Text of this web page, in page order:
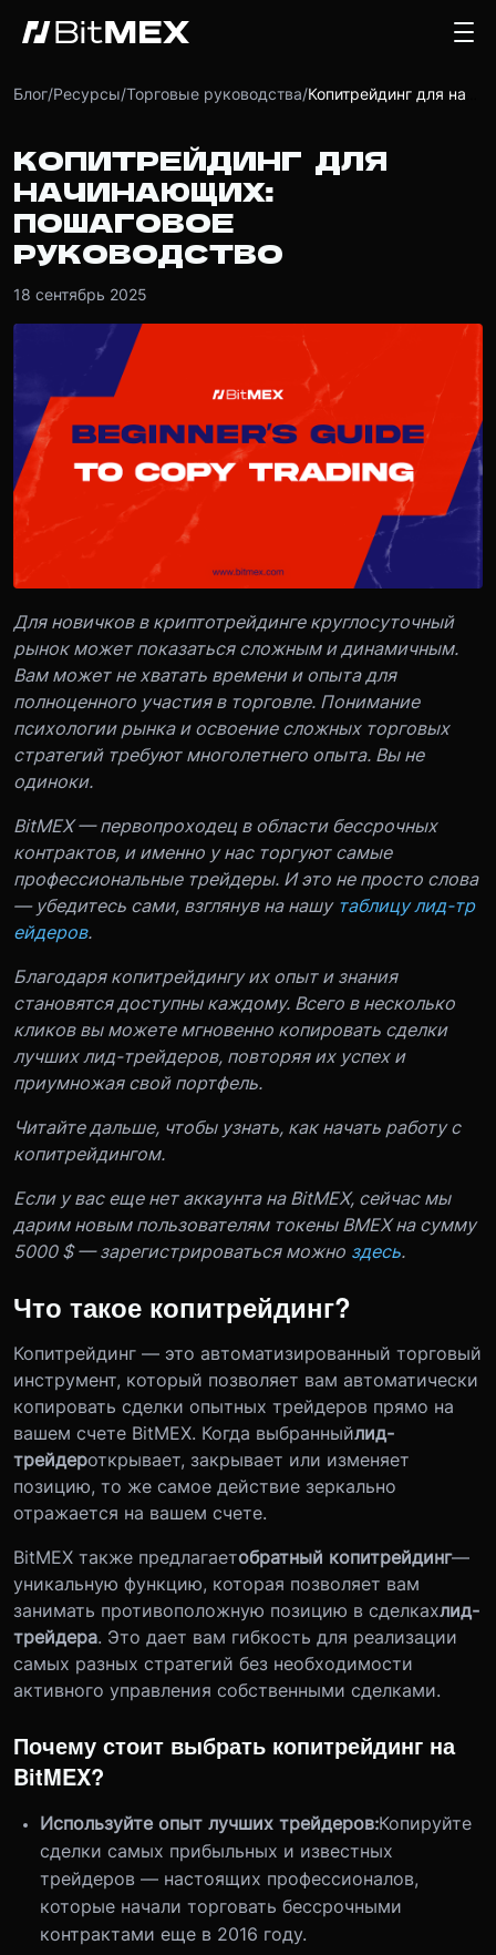
Блог/Ресурсы/Торговые руководства/
КОПИТРЕЙДИНГ ДЛЯ
НАЧИНАЮЩИХ:
ПОШАГОВОЕ
РУКОВОДСТВО
18 сентябрь 2025
Для новичков в криптотрейдинге круглосуточный
рынок может показаться сложным и динамичным.
Вам может не хватать времени и опыта для
полноценного участия в торговле. Понимание
психологии рынка и освоение сложных торговых
стратегий требуют многолетнего опыта. Вы не
одиноки.
BitMEX — первопроходец в области бессрочных
контрактов, и именно у нас торгуют самые
профессиональные трейдеры. И это не просто слова
— убедитесь сами, взглянув на нашу таблицу лид-тр
ейдеров.
Благодаря копитрейдингу их опыт и знания
становятся доступны каждому. Всего в несколько
кликов вы можете мгновенно копировать сделки
лучших лид-трейдеров, повторяя их успех и
приумножая свой портфель.
Читайте дальше, чтобы узнать, как начать работу с
копитрейдингом.
Если у вас еще нет аккаунта на BitMEX, сейчас мы
дарим новым пользователям токены BMEX на сумму
5000 $ — зарегистрироваться можно здесь.
Что такое копитрейдинг?
Копитрейдинг — это автоматизированный торговый
инструмент, который позволяет вам автоматически
копировать сделки опытных трейдеров прямо на
вашем счете BitMEX. Когда выбранныйлид-
трейдероткрывает, закрывает или изменяет
позицию, то же самое действие зеркально
отражается на вашем счете.
BitMEX также предлагаетобратный копитрейдинг—
уникальную функцию, которая позволяет вам
занимать противоположную позицию в сделкахлид-
трейдера. Это дает вам гибкость для реализации
самых разных стратегий без необходимости
активного управления собственными сделками.
Почему стоит выбрать копитрейдинг на
BitMEX?
Используйте опыт лучших трейдеров:Копируйте
сделки самых прибыльных и известных
трейдеров — настоящих профессионалов,
которые начали торговать бессрочными
контрактами еще в 2016 году.